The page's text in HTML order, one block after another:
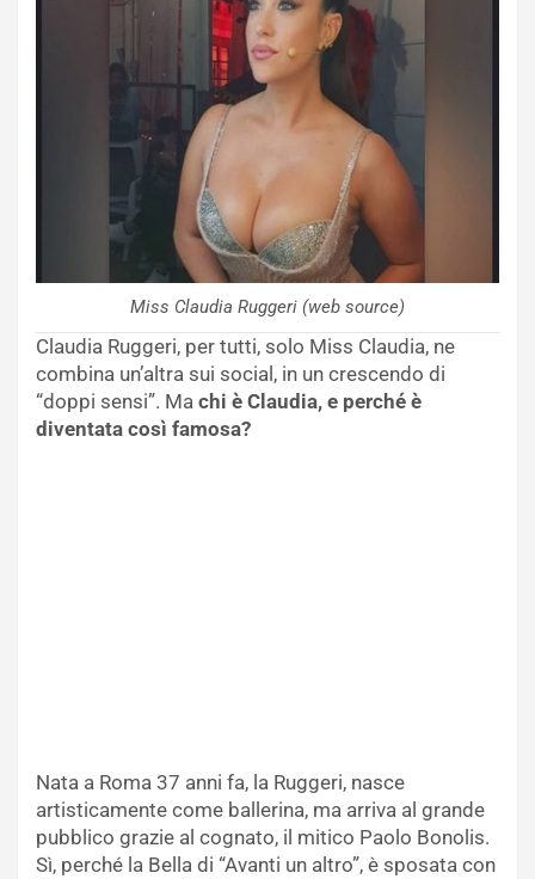
Miss Claudia Ruggeri (web source)
Claudia Ruggeri, per tutti, solo Miss Claudia, ne
combina un’altra sui social, in un crescendo di
“doppi sensi”. Ma chi è Claudia, e perché è
diventata così famosa?
Nata a Roma 37 anni fa, la Ruggeri, nasce
artisticamente come ballerina, ma arriva al grande
pubblico grazie al cognato, il mitico Paolo Bonolis.
Sì, perché la Bella di “Avanti un altro”, è sposata con